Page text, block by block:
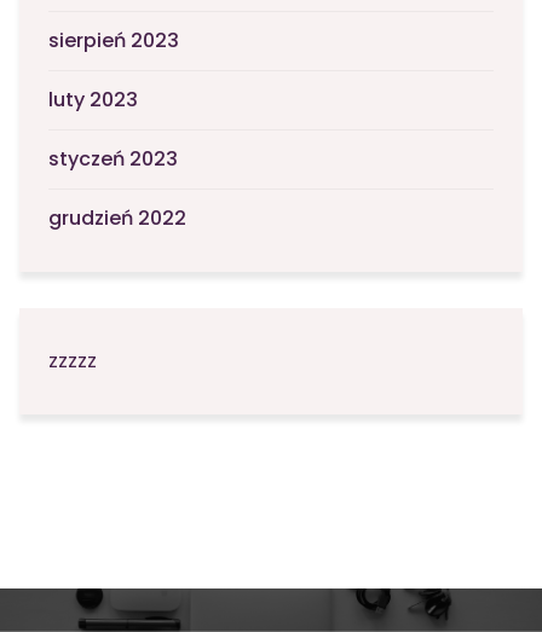
sierpień 2023
luty 2023
styczeń 2023
grudzień 2022
zzzzz